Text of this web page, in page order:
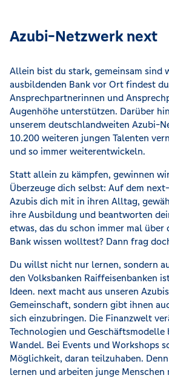
Azubi-Netzwerk next
Allein bist du stark, gemeinsam sind
ausbildenden Bank vor Ort findest
Ansprechpartnerinnen und
Augenhöhe unterstützen. Darüber
unserem deutschlandweiten Azubi-
10.200 weiteren jungen Talenten
und so immer weiterentwickeln.
Statt allein zu kämpfen, gewinnen
Überzeuge dich selbst: Auf dem
Azubis dich mit in ihren Alltag,
ihre Ausbildung und beantworten
etwas, das du schon immer mal über
Bank wissen wolltest? Dann frag
Du willst nicht nur lernen, sondern
den Volksbanken Raiffeisenbanken
Ideen. next macht aus unseren
Gemeinschaft, sondern gibt ihnen
sich einzubringen. Die Finanzwelt
Technologien und Geschäftsmodelle
Wandel. Bei Events und Workshops
Möglichkeit, daran teilzuhaben.
lernen und arbeiten junge Menschen